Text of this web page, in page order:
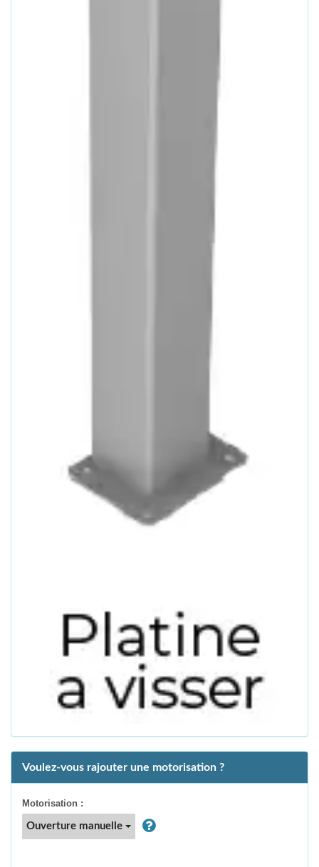
Voulez-vous rajouter une motorisation ?
Motorisation :
Ouverture manuelle